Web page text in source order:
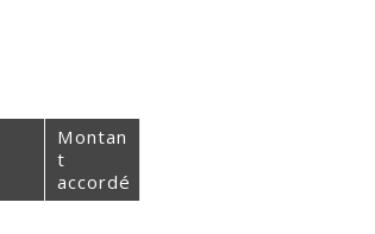
Montan
t
accordé